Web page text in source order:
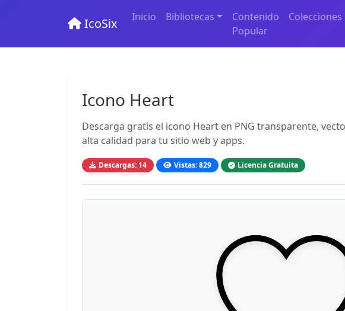
IcoSix Inicio Bibliotecas
Contenido
Popular
Colecciones
Icono Heart
Descarga gratis el icono Heart en PNG transparente,
alta calidad para tu sitio web y apps.
Descargas: 14 Vistas: 829 Licencia Gratuita